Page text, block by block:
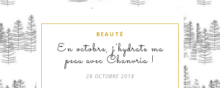
BEAUTÉ
En octobre, j’hydrate ma
peau avec Chanvria !
28 OCTOBRE 2018